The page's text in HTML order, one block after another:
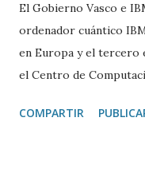
El Gobierno Vasco e
ordenador cuántico
en Europa y el tercero
el Centro de
siete metros de ancho
COMPARTIR